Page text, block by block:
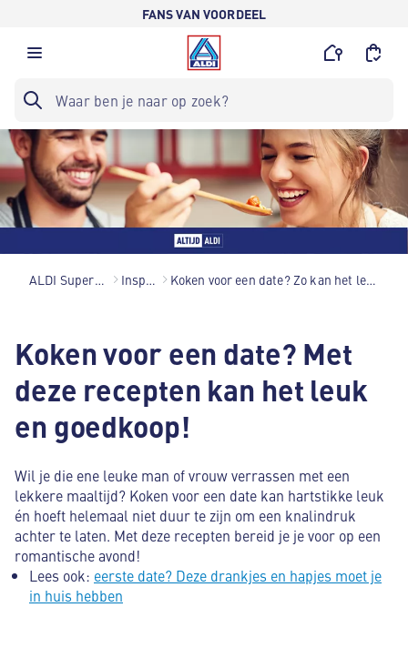
FANS VAN VOORDEEL
ALDI Supermarkten Inspiratie Koken voor een date? Zo kan het leuk en goedkoop
Koken voor een date? Met
deze recepten kan het leuk
en goedkoop!
Wil je die ene leuke man of vrouw verrassen met een
lekkere maaltijd? Koken voor een date kan hartstikke leuk
én hoeft helemaal niet duur te zijn om een knalindruk
achter te laten. Met deze recepten bereid je je voor op een
romantische avond!
Lees ook: eerste date? Deze drankjes en hapjes moet je
in huis hebben